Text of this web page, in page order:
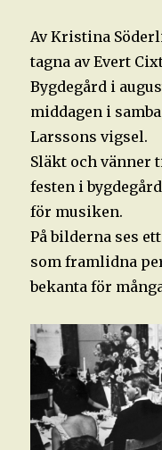
Av Kristina
tagna av Evert
Bygdegård i
middagen i
Larssons vigsel.
Släkt och vänner
festen i
för musiken.
På bilderna ses
som framlidna
bekanta för